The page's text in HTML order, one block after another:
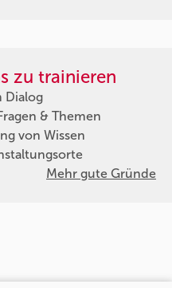
zu trainieren
Dialog
& Themen
von Wissen
Mehr gute Gründe